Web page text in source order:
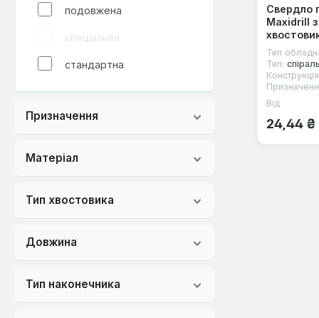
подовжена
спеціальна
стандартна
Призначення
Матеріал
Тип хвостовика
Довжина
Тип наконечника
Свердло
Maxidrill
Тип
Тип:
Від
24,44 ₴